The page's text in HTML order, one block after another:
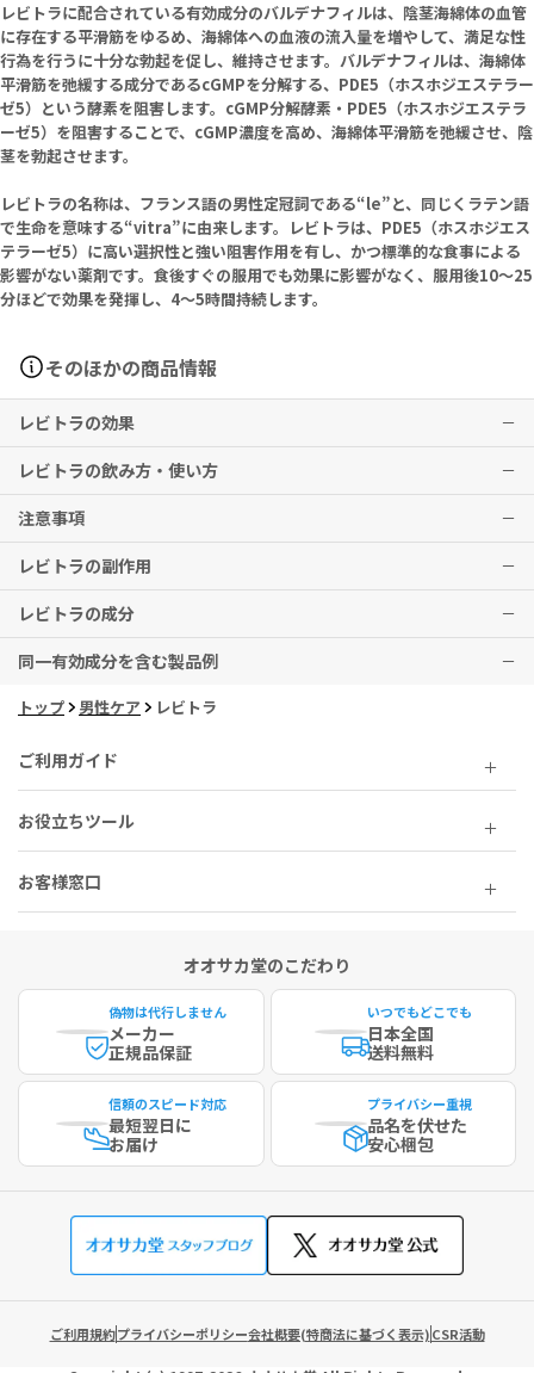
レビトラに配合されている有効成分のバルデナフィルは、陰茎海綿体の血管
に存在する平滑筋をゆるめ、海綿体への血液の流入量を増やして、満足な性
行為を行うに十分な勃起を促し、維持させます。バルデナフィルは、海綿体
平滑筋を弛緩する成分であるcGMPを分解する、PDE5（ホスホジエステラー
ゼ5）という酵素を阻害します。cGMP分解酵素・PDE5（ホスホジエステラ
ーゼ5）を阻害することで、cGMP濃度を高め、海綿体平滑筋を弛緩させ、陰
茎を勃起させます。
レビトラの名称は、フランス語の男性定冠詞である“le”と、同じくラテン語
で生命を意味する“vitra”に由来します。レビトラは、PDE5（ホスホジエス
テラーゼ5）に高い選択性と強い阻害作用を有し、かつ標準的な食事による
影響がない薬剤です。食後すぐの服用でも効果に影響がなく、服用後10～25
分ほどで効果を発揮し、4～5時間持続します。
そのほかの商品情報
レビトラの効果
勃起不全（満足な性行為を行うに十分な勃起とその維持が出来ない患
者）
※効果には個人差がありますことを予めご了承ください。
レビトラの飲み方・使い方
通常、成人には1日1回バルデナフィルとして10mg（1錠）を性行為
の約1時間前に経口投与する。
10mg（1錠）の投与で十分な効果が得られず、忍容性が良好と判断さ
れた器質性又は混合型勃起不全患者に対しては、20mg（2錠）に増
量することができる。
高齢者（65歳以上）、中等度の肝障害のある患者については、本剤の
血漿中濃度が上昇することが認められているので、5mg（0.5錠）を
1日の投与は1回とし、投与間隔は24時間以上とすること。
■錠剤を分割して服用される際は、下記商品のご利用を推奨いたしま
ー
▶ピルケース付きで持ち運びたい方には、ピルカッター
▶シンプルな錠剤カッターをご希望の方には、
注意事項
本剤の服用中は、車の運転など危険を伴う機械の操作はしないでくだ
さい。
必ず1日1回までの服用回数を守り、次の服用時間は24時間以上あけて
ください。医師に指示された以上の量を飲んではいけません。
本剤は催淫剤や性欲増進剤ではありません。
い。
健康状態について医師によく相談してください。また、パートナーに
しないでください。
抗エイズ薬、抗真菌薬、抗不整脈薬をお飲みの方は本剤を服用しない
でください。
本剤の服用中にグレープフルーツジュースは飲まないでください。
■以下の方は本剤を使用しないでください。
本剤の成分に対し過敏症の既往歴のある方
硝酸剤あるいは一酸化窒素（NO）供与剤（ニトログリセリン、亜硝
酸アミル、硝酸イソソルビド、ニコランジル等）を投与中の方
心血管系障害を有するなど性行為が不適当と考えられる方
先天性のQT延長（QT延長症候群）、クラスIA（キニジン、プロカイ
ンアミド等）又はクラスIII（アミオダロン、ソタロール等）の抗不整
脈薬を投与中の方
脳梗塞・脳出血や心筋梗塞の既往歴が最近6ヵ月以内にある方
血液透析が必要な腎障害、低血圧（安静時収縮期血圧＜90mmHg）
又は治療による管理がなされていない高血圧（安静時収縮期血圧＞17
0mmHg又は安静時拡張期血圧＞100mmHg）、不安定狭心症のある
方
リオシグアト、CYP3A4を阻害する薬剤（リトナビル、インジナビ
レビトラの副作用
ほてり、頭痛、めまい、鼻閉、消化不良などの症状が現れる場合があ
ります。
その他、なにか異変を感じた際は速やかに医師の診察をお受けくださ
レビトラの成分
Vardenafil 10mg
バルデナフィル 10mg
同一有効成分を含む製品例
レビトラ（販売終了）、バルデナフィル
トップ 男性ケア レビトラ
ご利用ガイド
お役立ちツール
お客様窓口
オオサカ堂のこだわり
偽物は代行しません
メーカー
正規品保証
いつでもどこでも
日本全国
送料無料
信頼のスピード対応
最短翌日に
お届け
プライバシー重視
品名を伏せた
安心梱包
ご利用規約プライバシーポリシー会社概要(特商法に基づく表示)CSR活動